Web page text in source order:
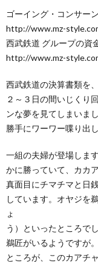
ゴーイング・コンサー
http://www.mz-
西武鉄道 グループの資
http://www.mz-
西武鉄道の決算書類を
２～３日の間いじくり
ンな夢を見てしまいま
勝手にワーワー喋り出
一組の夫婦が登場しま
かに勝っていて、カカ
真面目にチマチマと日
しています。オヤジを
ょ
う）といったところで
鵜匠がいるようですが。
ところが、このカアチ